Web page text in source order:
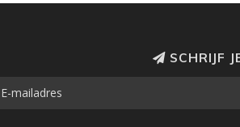
SCHRIJF